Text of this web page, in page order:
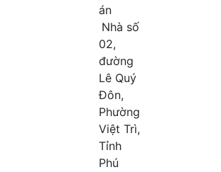
án
Nhà số
02,
đường
Lê Quý
Đôn,
Phường
Việt Trì,
Tỉnh
Phú